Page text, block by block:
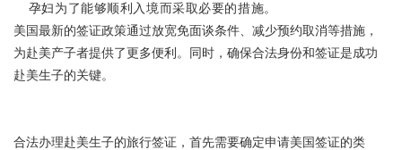
孕妇为了能够顺利入境而采取必要的措施。
美国最新的签证政策通过放宽免面谈条件、减少预约取消等措施，
为赴美产子者提供了更多便利。同时，确保合法身份和签证是成功
赴美生子的关键。
合法办理赴美生子的旅行签证，首先需要确定申请美国签证的类